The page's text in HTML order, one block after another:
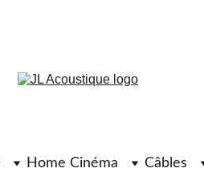
Home Cinéma Câbles